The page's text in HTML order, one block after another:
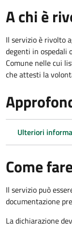
A chi è
Il servizio è rivolto
degenti in ospedali
Comune nelle cui
che attesti la
Ulteriori
Come
Il servizio può
documentazione
La dichiarazione